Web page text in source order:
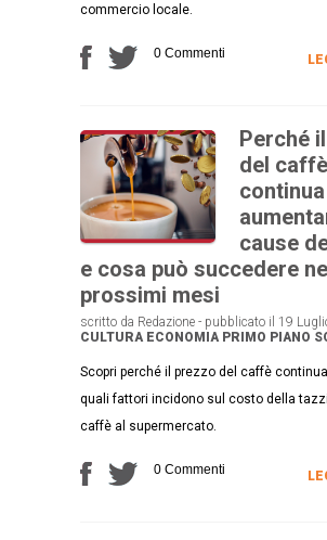
commercio locale.
0 Commenti
Perché
del caffè
cause
e cosa può succedere
prossimi mesi
scritto da Redazione - pubblicato il 19
CULTURA ECONOMIA PRIMO PIANO
Scopri perché il prezzo del caffè
quali fattori incidono sul costo della
caffè al supermercato.
0 Commenti